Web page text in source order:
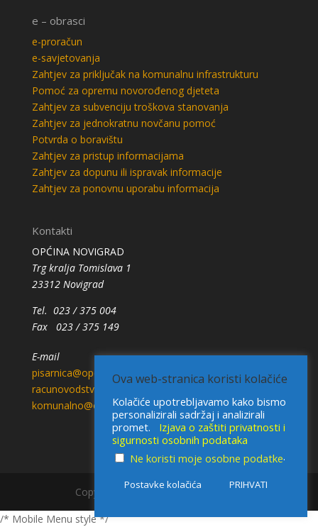
e – obrasci
e-proračun
e-savjetovanja
Zahtjev za priključak na komunalnu infrastrukturu
Pomoć za opremu novorođenog djeteta
Zahtjev za subvenciju troškova stanovanja
Zahtjev za jednokratnu novčanu pomoć
Potvrda o boravištu
Zahtjev za pristup informacijama
Zahtjev za dopunu ili ispravak informacije
Zahtjev za ponovnu uporabu informacija
Kontakti
OPĆINA NOVIGRAD
Trg kralja Tomislava 1
23312 Novigrad
Tel. 023 / 375 004
Fax 023 / 375 149
E-mail
pisarnica@opcina-novigrad.hr
racunovodstvo@opcina-novigrad.hr
komunalno@opcina-novigrad.hr
Copyright © 2021 - Općina Novigrad
Ova web-stranica koristi kolačiće
Kolačiće upotrebljavamo kako bismo
personalizirali sadržaj i analizirali
promet. Izjava o zaštiti privatnosti i
sigurnosti osobnih podataka
Ne koristi moje osobne podatke.
Postavke kolačića PRIHVATI
/* Mobile Menu style */